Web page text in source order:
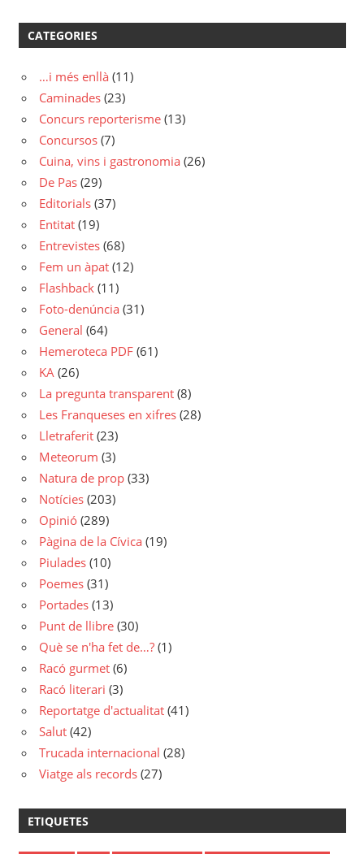
CATEGORIES
…i més enllà (11)
Caminades (23)
Concurs reporterisme (13)
Concursos (7)
Cuina, vins i gastronomia (26)
De Pas (29)
Editorials (37)
Entitat (19)
Entrevistes (68)
Fem un àpat (12)
Flashback (11)
Foto-denúncia (31)
General (64)
Hemeroteca PDF (61)
KA (26)
La pregunta transparent (8)
Les Franqueses en xifres (28)
Lletraferit (23)
Meteorum (3)
Natura de prop (33)
Notícies (203)
Opinió (289)
Pàgina de la Cívica (19)
Piulades (10)
Poemes (31)
Portades (13)
Punt de llibre (30)
Què se n'ha fet de…? (1)
Racó gurmet (6)
Racó literari (3)
Reportatge d'actualitat (41)
Salut (42)
Trucada internacional (28)
Viatge als records (27)
ETIQUETES